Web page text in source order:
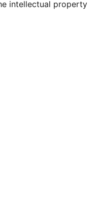
intellectual property